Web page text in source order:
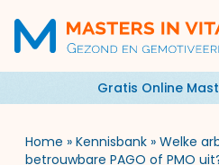
Gratis Online
Home » Kennisbank » Welke
betrouwbare PAGO of PMO